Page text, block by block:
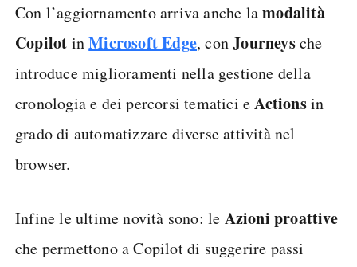
Con l’aggiornamento arriva anche lamodalità
Copilot inMicrosoft Edge, conJourneysche
introduce miglioramenti nella gestione della
cronologia e dei percorsi tematici eActionsin
grado di automatizzare diverse attività nel
browser.
Infine le ultime novità sono: le Azioniproattive
che permettono a Copilot di suggerire passi